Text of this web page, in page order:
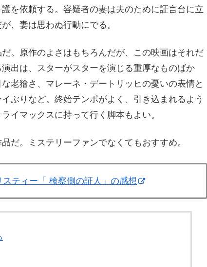
を依頼する。容疑者の妻は夫のために証言台に立
、妻は思わぬ行動にでる。
。原作のよさはもちろんだが、この映画はそれだ
出は、スターがスターを演じる重厚なものばか
老獪さ、マレーネ・デートリッヒの憂いの表情と
ぶりなど。終始テンポがよく、引き込まれるよう
イマックスに持って行く脚本もよい。
だ。ミステリーファンでなくてもおすすめ。
ティー「 検察側の証人」の感想